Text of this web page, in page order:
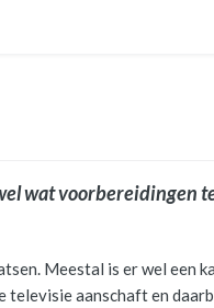
wat voorbereidingen
Meestal is er wel een
aanschaft en